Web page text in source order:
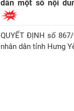
dẫn một số nội
QUYẾT ĐỊNH số
nhân dân tỉnh Hưng